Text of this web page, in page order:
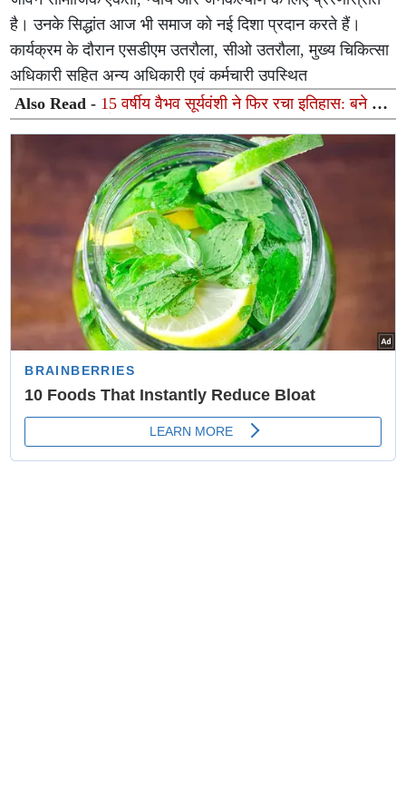
है। उनके सिद्धांत आज भी समाज को नई दिशा प्रदान करते हैं।
कार्यक्रम के दौरान एसडीएम उतरौला, सीओ उतरौला, मुख्य चिकित्सा
अधिकारी सहित अन्य अधिकारी एवं कर्मचारी उपस्थित
Also Read - 15 वर्षीय वैभव सूर्यवंशी ने फिर रचा इतिहास: बने दो
अंतरराष्ट्रीय अर्धशतक जड़ने वाले दुनिया के पहले सबसे युवा